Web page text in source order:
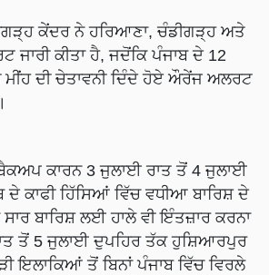
ਕੇਂਦਰ ਨੇ ਹਰਿਆਣਾ, ਚੰਡੀਗੜ੍ਹ ਅਤੇ
ਜਾਰੀ ਕੀਤਾ ਹੈ, ਜਦੋਂਕਿ ਪੰਜਾਬ ਦੇ 12
ਮੀਂਹ ਦੀ ਚੇਤਾਵਨੀ ਦਿੰਦੇ ਹੋਏ ਔਰੇਂਜ ਅਲਰਟ
ਕਾਰਨ 3 ਜੁਲਾਈ ਰਾਤ ਤੋਂ 4 ਜੁਲਾਈ
ਦੇ ਕਾਫੀ ਹਿੱਸਿਆਂ ਵਿੱਚ ਵਧੀਆ ਬਾਰਿਸ਼ ਦੇ
ਬਾਰਿਸ਼ ਲਈ ਹਾਲੇ ਵੀ ਇੰਤਜ਼ਾਰ ਕਰਨਾ
ਤੋਂ 5 ਜੁਲਾਈ ਦੁਪਹਿਰ ਤੱਕ ਹੁਸ਼ਿਆਰਪੁਰ
ਇਲਾਕਿਆਂ ਤੋਂ ਬਿਨਾਂ ਪੰਜਾਬ ਵਿੱਚ ਵਿਰਲੇ